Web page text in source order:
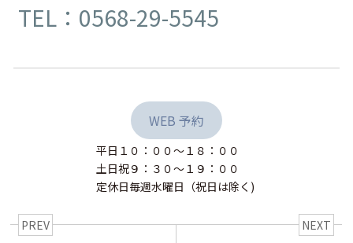
TEL：0568-29-5545
WEB 予約
平日１０：００〜１８：００
土日祝９：３０〜１９：００
定休日毎週水曜日（祝日は除く)
PREV NEXT